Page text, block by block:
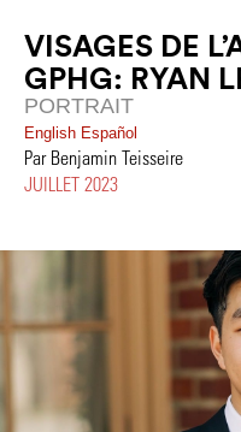
VISAGES DE
GPHG: RYAN
PORTRAIT
English Español
Par Benjamin Teisseire
JUILLET 2023